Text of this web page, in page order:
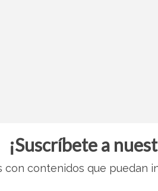
¡Suscríbete a
contenidos que puedan